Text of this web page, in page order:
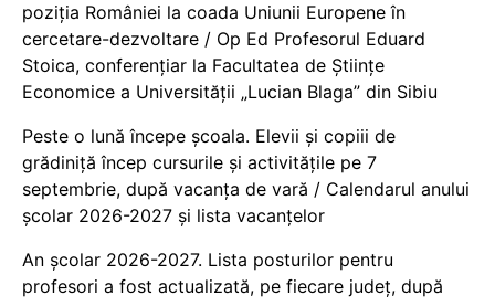
poziția României la coada Uniunii Europene în
cercetare-dezvoltare / Op Ed Profesorul Eduard
Stoica, conferențiar la Facultatea de Științe
Economice a Universității „Lucian Blaga” din Sibiu
Peste o lună începe școala. Elevii și copiii de
grădiniță încep cursurile și activitățile pe 7
septembrie, după vacanța de vară / Calendarul anului
școlar 2026-2027 și lista vacanțelor
An școlar 2026-2027. Lista posturilor pentru
profesori a fost actualizată, pe fiecare județ, după